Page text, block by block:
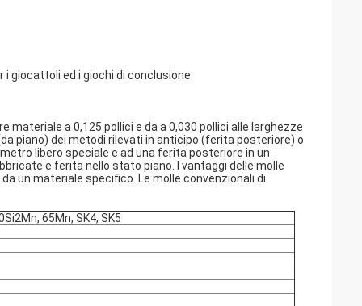
i giocattoli ed i giochi di conclusione
materiale a 0,125 pollici e da a 0,030 pollici alle larghezze
piano) dei metodi rilevati in anticipo (ferita posteriore) o
libero speciale e ad una ferita posteriore in un
e ferita nello stato piano. I vantaggi delle molle
un materiale specifico. Le molle convenzionali di
65Mn, SK4, SK5